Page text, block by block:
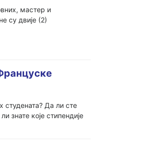
мастер и
су двије (2)
студената? Да ли сте
знате које стипендије